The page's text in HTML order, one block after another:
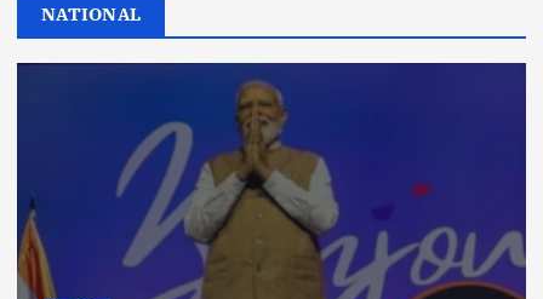
NATIONAL